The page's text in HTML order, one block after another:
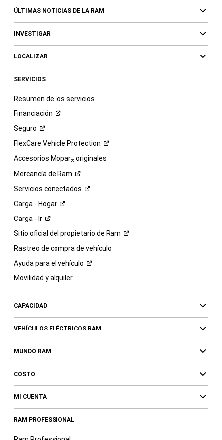
ÚLTIMAS NOTICIAS DE LA RAM
INVESTIGAR
LOCALIZAR
SERVICIOS
Resumen de los servicios
Financiación
Seguro
FlexCare Vehicle Protection
Accesorios Mopar®originales
Mercancía de Ram
Servicios conectados
Carga - Hogar
Carga - Ir
Sitio oficial del propietario de Ram
Rastreo de compra de vehículo
Ayuda para el vehículo
Movilidad y alquiler
CAPACIDAD
VEHÍCULOS ELÉCTRICOS RAM
MUNDO RAM
COSTO
MI CUENTA
RAM PROFESSIONAL